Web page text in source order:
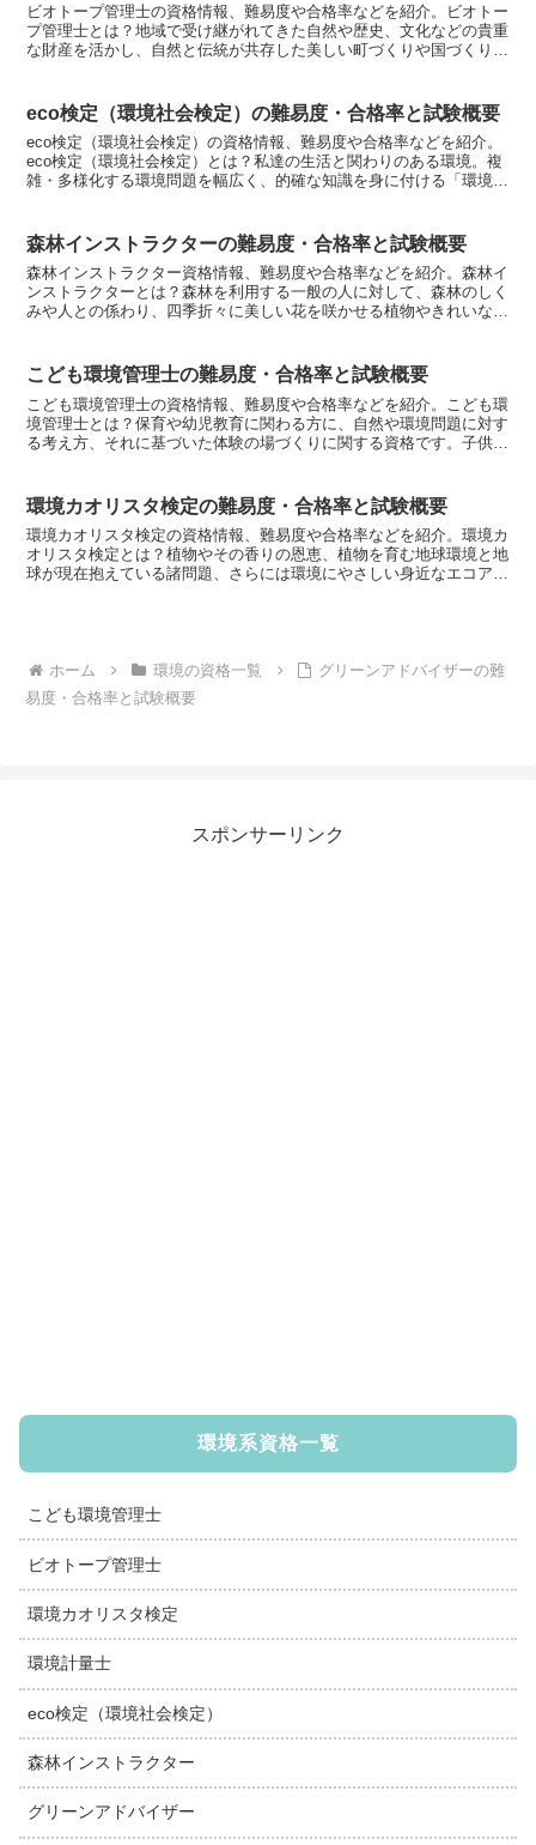
ビオトープ管理士の資格情報、難易度や合格率などを紹介。ビオトー
プ管理士とは？地域で受け継がれてきた自然や歴史、文化などの貴重
な財産を活かし、自然と伝統が共存した美しい町づくりや国づくりを
eco検定（環境社会検定）の難易度・合格率と試験概要
eco検定（環境社会検定）の資格情報、難易度や合格率などを紹介。
eco検定（環境社会検定）とは？私達の生活と関わりのある環境。複
雑・多様化する環境問題を幅広く、的確な知識を身に付ける「環境教
森林インストラクターの難易度・合格率と試験概要
森林インストラクター資格情報、難易度や合格率などを紹介。森林イ
ンストラクターとは？森林を利用する一般の人に対して、森林のしく
みや人との係わり、四季折々に美しい花を咲かせる植物やきれいな鳴
こども環境管理士の難易度・合格率と試験概要
こども環境管理士の資格情報、難易度や合格率などを紹介。こども環
境管理士とは？保育や幼児教育に関わる方に、自然や環境問題に対す
る考え方、それに基づいた体験の場づくりに関する資格です。子供た
環境カオリスタ検定の難易度・合格率と試験概要
環境カオリスタ検定の資格情報、難易度や合格率などを紹介。環境カ
オリスタ検定とは？植物やその香りの恩恵、植物を育む地球環境と地
球が現在抱えている諸問題、さらには環境にやさしい身近なエコアク
ホーム 環境の資格一覧
グリーンアドバイザーの難
易度・合格率と試験概要
スポンサーリンク
環境系資格一覧
こども環境管理士
ビオトープ管理士
環境カオリスタ検定
環境計量士
eco検定（環境社会検定）
森林インストラクター
グリーンアドバイザー